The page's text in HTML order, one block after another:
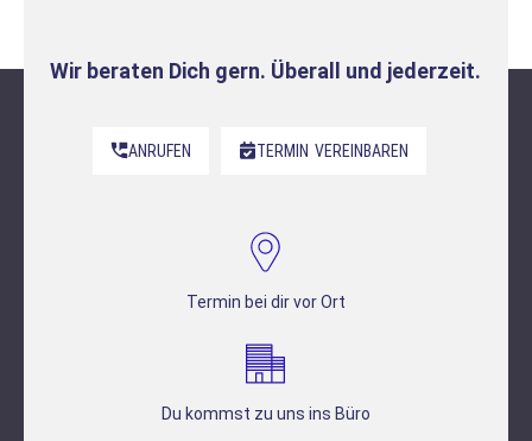
Wir beraten Dich gern. Überall und jederzeit.
ANRUFEN TERMIN VEREINBAREN
Termin bei dir vor Ort
Du kommst zu uns ins Büro